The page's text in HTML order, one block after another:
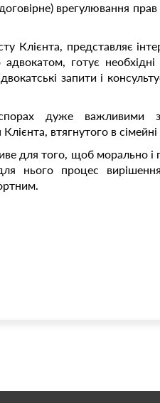
врегулювання прав
Клієнта, представляє
готує необхідні
запити і
дуже важливими
втягнутого в
для того, щоб морально і
нього процес